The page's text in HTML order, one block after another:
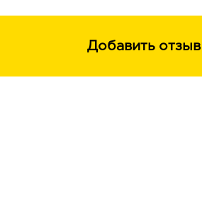
Добавить отзыв